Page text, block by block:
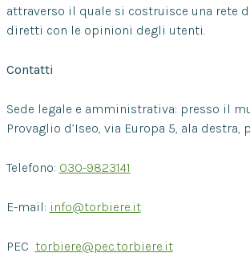
attraverso il quale si costruisce una rete
diretti con le opinioni degli utenti.
Contatti
Sede legale e amministrativa: presso il
Provaglio d’Iseo, via Europa 5, ala destra,
Telefono: 030-9823141
E-mail: info@torbiere.it
PEC torbiere@pec.torbiere.it